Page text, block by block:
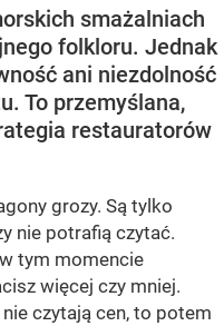
smażalniach
folkloru. Jednak
ani niezdolność
To przemyślana,
restauratorów
grozy. Są tylko
nie potrafią czytać.
tym momencie
więcej czy mniej.
czytają cen, to potem